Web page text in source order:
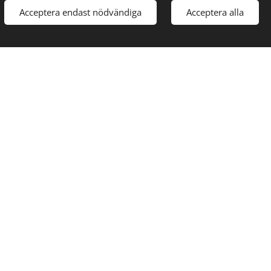
till
Acceptera endast nödvändiga Acceptera alla